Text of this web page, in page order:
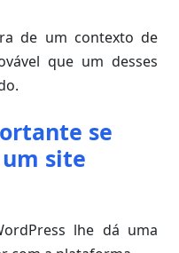
de um contexto de
que um desses
se
site
lhe dá uma